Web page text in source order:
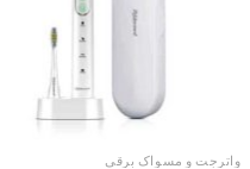
واترجت و مسواک برقی